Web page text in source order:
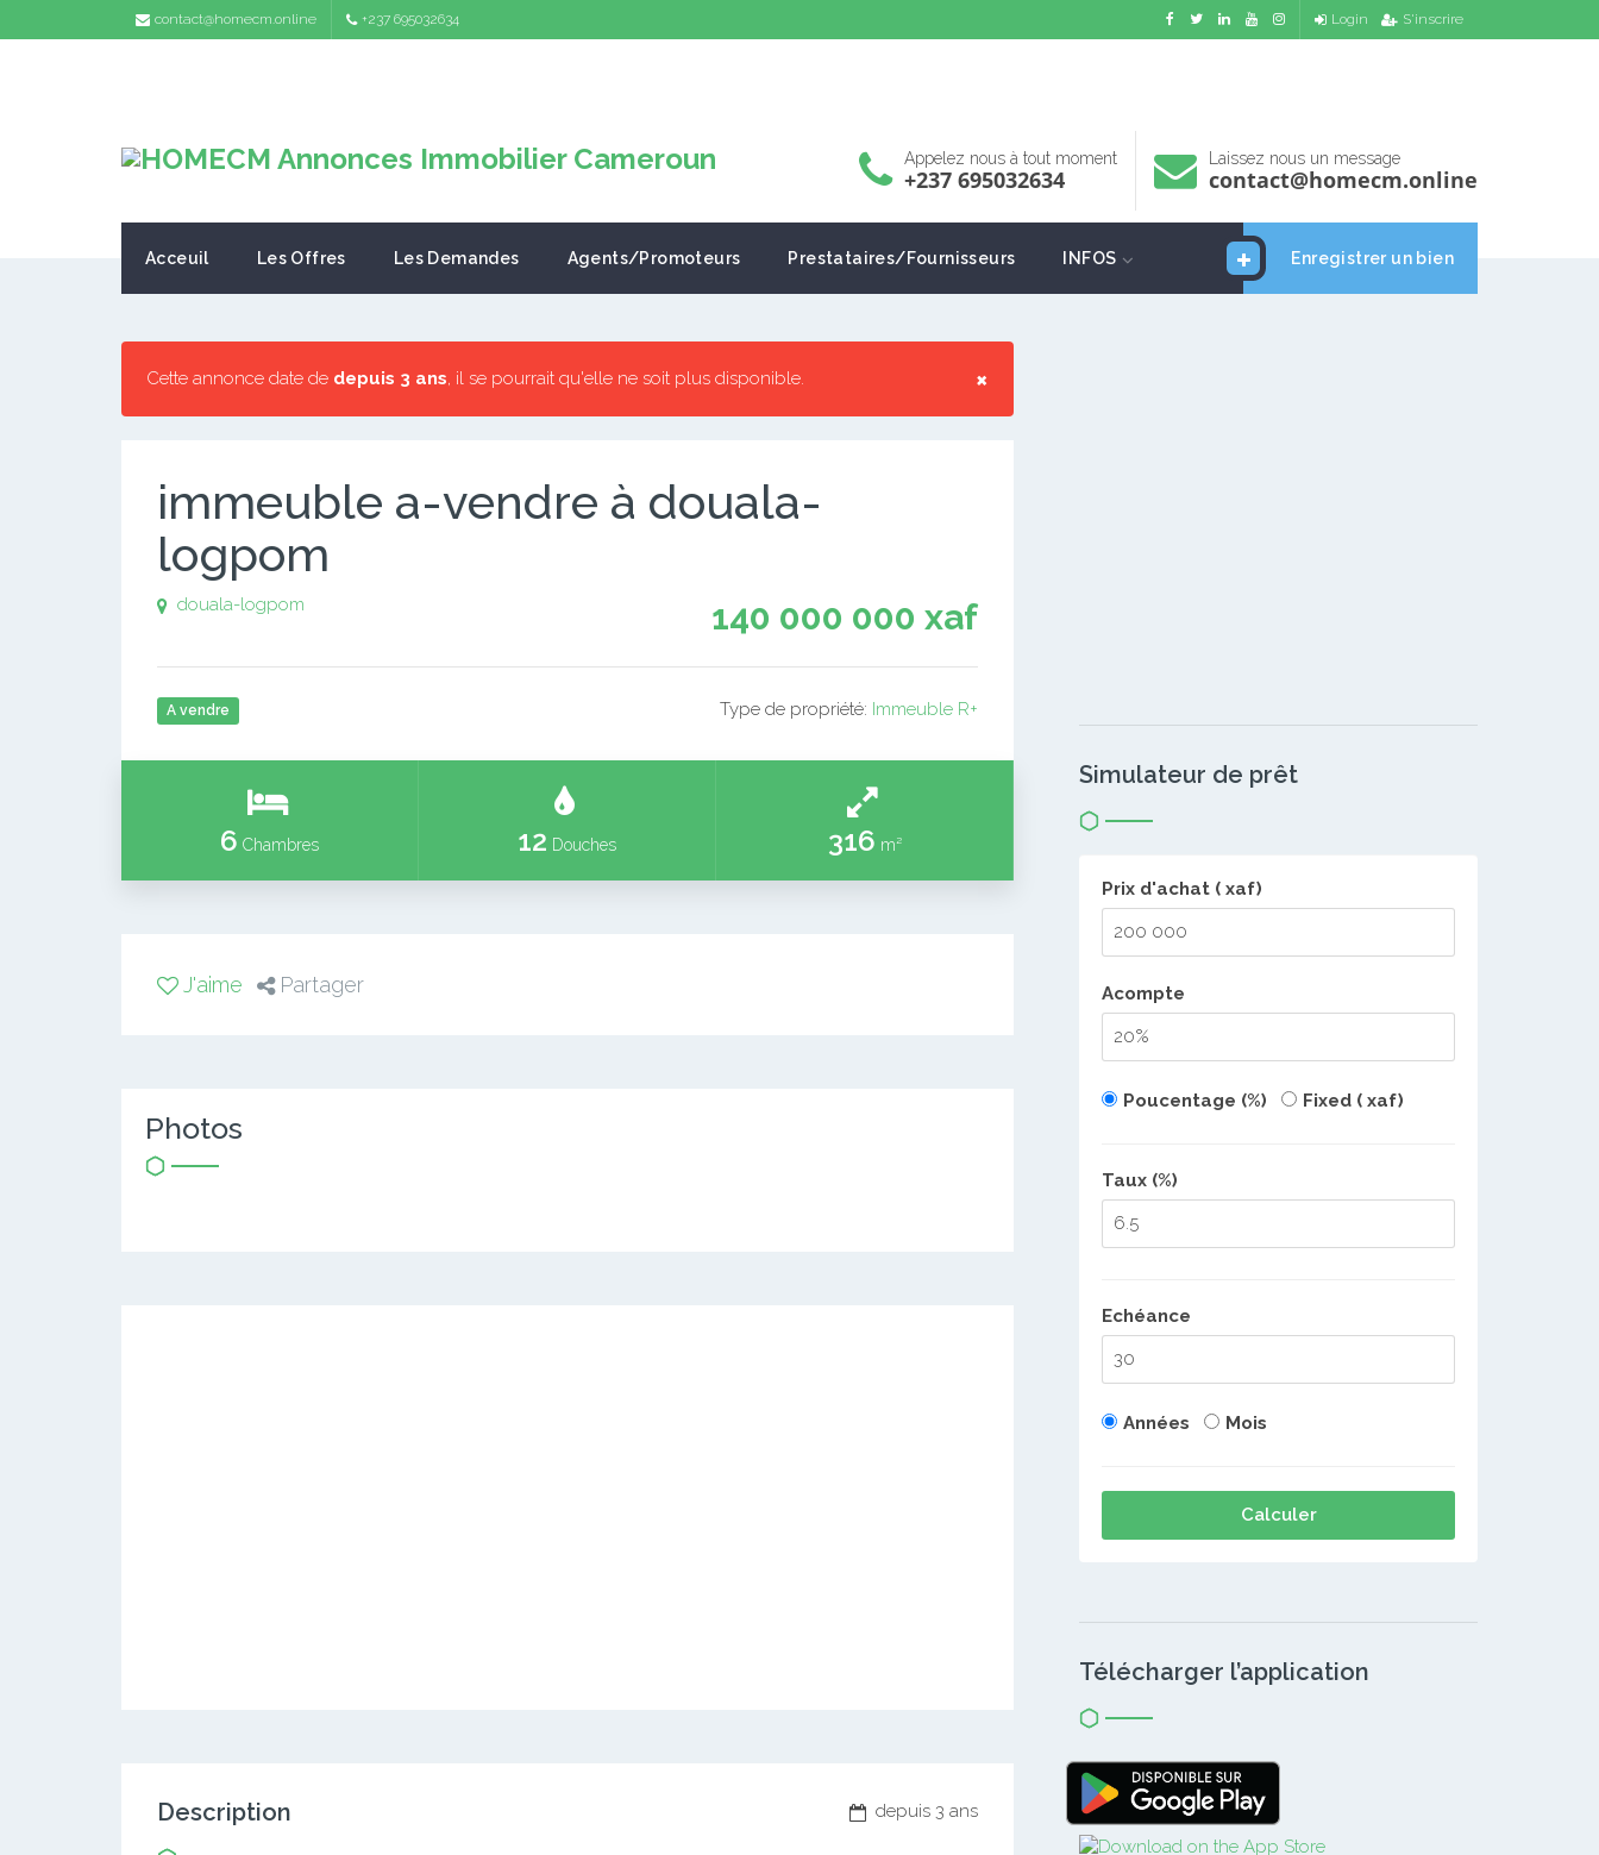
contact@homecm.online +237 695032634 Login S'inscrire
Appelez nous à tout moment
+237 695032634
Laissez nous un message
contact@homecm.online
Enregistrer un bien
Acceuil Les Offres Les Demandes Agents/Promoteurs Prestataires/Fournisseurs INFOS
×
Cette annonce date de depuis 3 ans, il se pourrait qu'elle ne soit plus disponible.
immeuble a-vendre à douala-
logpom
140 000 000 xaf
douala-logpom
A vendre Type de propriété: Immeuble R+
6 Chambres 12 Douches 316 m²
J'aime Partager
Photos
depuis 3 ans
Description
Simulateur de prêt
Prix d'achat ( xaf)
Acompte
Poucentage (%) Fixed ( xaf)
Taux (%)
Echéance
Années Mois
Calculer
Télécharger l’application